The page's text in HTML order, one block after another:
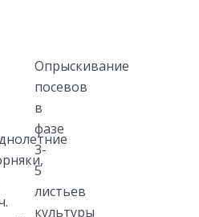
Опрыскивание
посевов
в
фазе
3-
5
листьев
культуры